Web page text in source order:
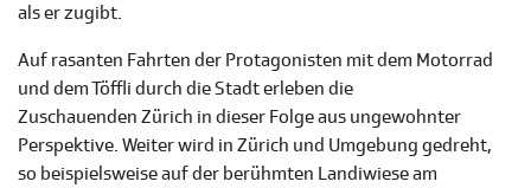
als er zugibt.
Auf rasanten Fahrten der Protagonisten mit dem Motorrad
und dem Töffli durch die Stadt erleben die
Zuschauenden Zürich in dieser Folge aus ungewohnter
Perspektive. Weiter wird in Zürich und Umgebung gedreht,
so beispielsweise auf der berühmten Landiwiese am